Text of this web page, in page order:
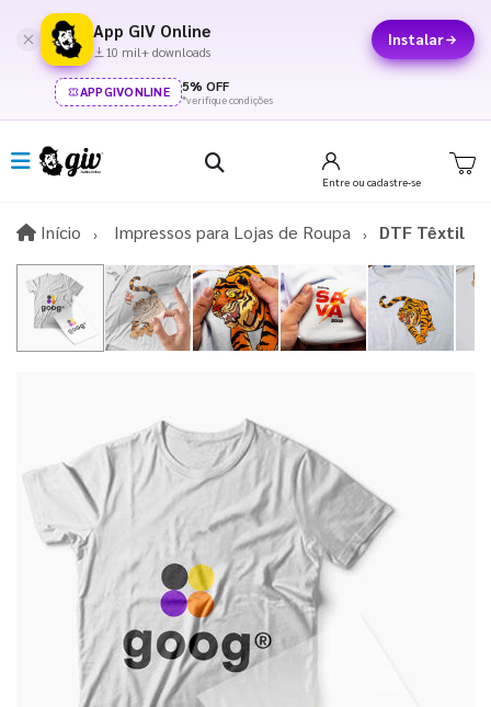
App GIV Online
10 mil+ downloads
Instalar
APPGIVONLINE 5% OFF
*verifique condições
Entre ou cadastre-se
Início InícioImpressos para Lojas de Roupa DTF Têxtil